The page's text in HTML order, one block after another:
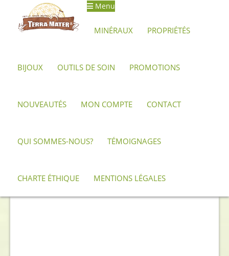
Aller
Aller
au
Menu
MINÉRAUX PROPRIÉTÉS
BIJOUX OUTILS DE SOIN PROMOTIONS
NOUVEAUTÉS MON COMPTE CONTACT
QUI SOMMES-NOUS? TÉMOIGNAGES
CHARTE ÉTHIQUE MENTIONS LÉGALES
Accueil Archives Pendentif d’opale monture argent 925